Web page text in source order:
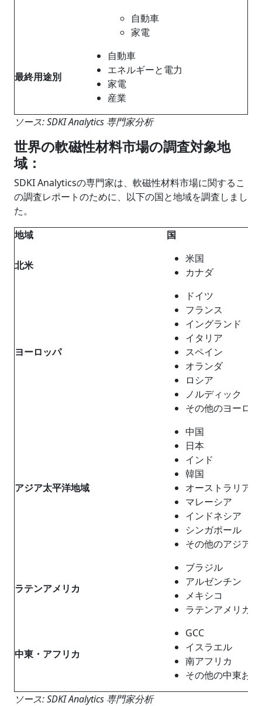
自動車
家電
最終用途別
自動車
エネルギーと電力
家電
産業
ソース: SDKI Analytics 専門家分析
世界の軟磁性材料市場の調査対象地
域：
SDKI Analyticsの専門家は、軟磁性材料市場に関するこ
の調査レポートのために、以下の国と地域を調査しまし
た。
地域
国
北米
米国
カナダ
ヨーロッパ
ドイツ
フランス
イングランド
イタリア
スペイン
オランダ
ロシア
ノルディック
その他のヨーロ
アジア太平洋地域
中国
日本
インド
韓国
オーストラリア
マレーシア
インドネシア
シンガポール
その他のアジア
ラテンアメリカ
ブラジル
アルゼンチン
メキシコ
ラテンアメリカ
中東・アフリカ
GCC
イスラエル
南アフリカ
その他の中東お
ソース: SDKI Analytics 専門家分析